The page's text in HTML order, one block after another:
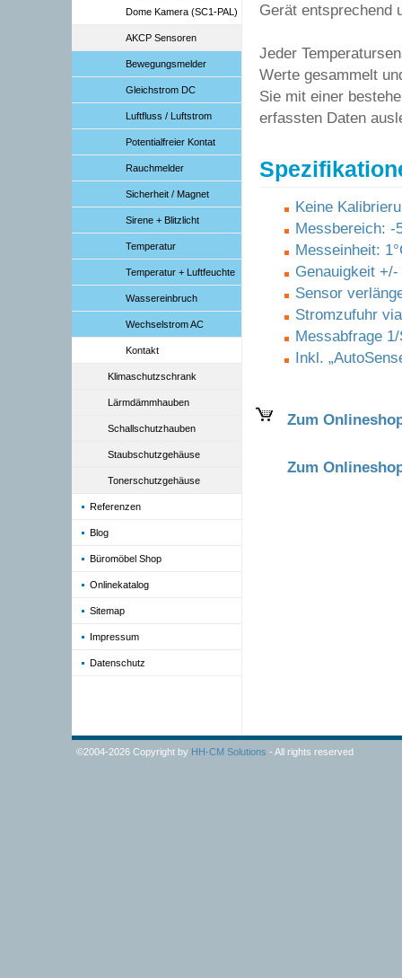
Dome Kamera (SC1-PAL)
AKCP Sensoren
Bewegungsmelder
Gleichstrom DC
Luftfluss / Luftstrom
Potentialfreier Kontat
Rauchmelder
Sicherheit / Magnet
Sirene + Blitzlicht
Temperatur
Temperatur + Luftfeuchte
Wassereinbruch
Wechselstrom AC
Kontakt
Klimaschutzschrank
Lärmdämmhauben
Schallschutzhauben
Staubschutzgehäuse
Tonerschutzgehäuse
Referenzen
Blog
Büromöbel Shop
Onlinekatalog
Sitemap
Impressum
Datenschutz
Gerät entsprechend
Jeder
Werte gesammelt
Sie mit einer
erfassten Daten
Keine
Messbereich: -
Messeinheit:
Genauigkeit
Sensor
Stromzufuhr
Messabfrage
Inkl.
Zum
Zum
©2004-2026 Copyright by HH-CM Solutions - All rights reserved